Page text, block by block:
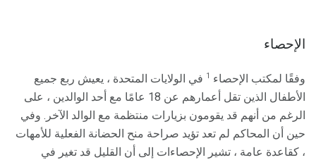
الإحصاء
وفقًا لمكتب الإحصاء 1 في الولايات المتحدة ، يعيش ربع جميع
الأطفال الذين تقل أعمارهم عن 18 عامًا مع أحد الوالدين ، على
الرغم من أنهم قد يقومون بزيارات منتظمة مع الوالد الآخر. وفي
حين أن المحاكم لم تعد تؤيد صراحة منح الحضانة الفعلية للأمهات
، كقاعدة عامة ، تشير الإحصاءات إلى أن القليل قد تغير في